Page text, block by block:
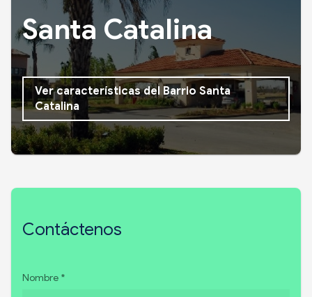
Santa Catalina
Ver características del Barrio Santa
Catalina
Contáctenos
Nombre *